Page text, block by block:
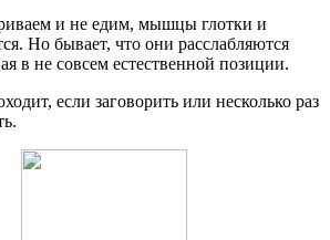
и не едим, мышцы глотки и
Но бывает, что они расслабляются
в не совсем естественной позиции.
если заговорить или несколько раз